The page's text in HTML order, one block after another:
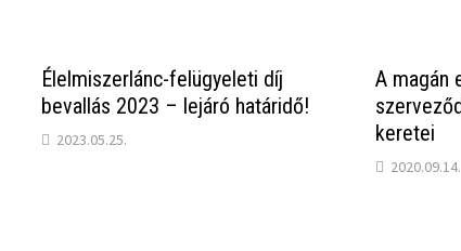
Élelmiszerlánc-felügyeleti díj
bevallás 2023 – lejáró határidő!
2023.05.25.
A magán
keretei
2020.09.14.